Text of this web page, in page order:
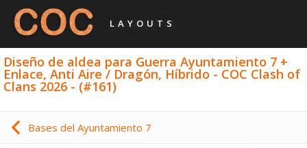
LAYOUTS
Diseño de aldea para Guerra Ayuntamiento 7 +
Enlace, Anti Aire / Dragón, Híbrido - COC Clash of
Clans 2026 - (#161)
Bases del Ayuntamiento 7